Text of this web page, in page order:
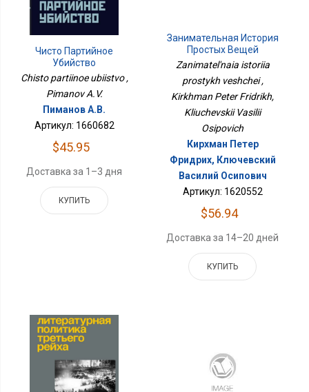
Чисто Партийное
Убийство
Chisto partiinoe ubiistvo ,
Pimanov A.V.
Пиманов А.В.
Артикул: 1660682
$45.95
Доставка за 1–3 дня
КУПИТЬ
Занимательная История
Простых Вещей
Zanimatel'naia istoriia
prostykh veshchei ,
Kirkhman Peter Fridrikh,
Kliuchevskii Vasilii
Osipovich
Кирхман Петер
Фридрих, Ключевский
Василий Осипович
Артикул: 1620552
$56.94
Доставка за 14–20 дней
КУПИТЬ